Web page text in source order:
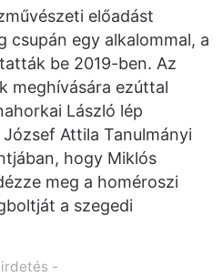
előadást
csupán egy alkalommal, a
be 2019-ben. Az
meghívására ezúttal
László lép
Attila Tanulmányi
hogy Miklós
meg a homéroszi
a szegedi
-